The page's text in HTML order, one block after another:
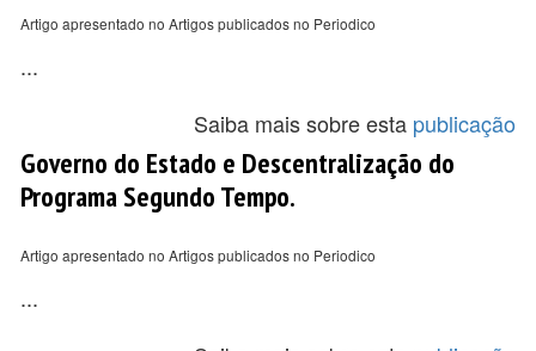
Artigo apresentado no Artigos publicados no Periodico
...
Saiba mais sobre esta publicação
Governo do Estado e Descentralização do
Programa Segundo Tempo.
Artigo apresentado no Artigos publicados no Periodico
...